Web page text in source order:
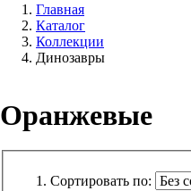
Главная
Каталог
Коллекции
Динозавры
Оранжевые
Сортировать по: